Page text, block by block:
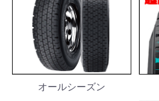
オールシーズン